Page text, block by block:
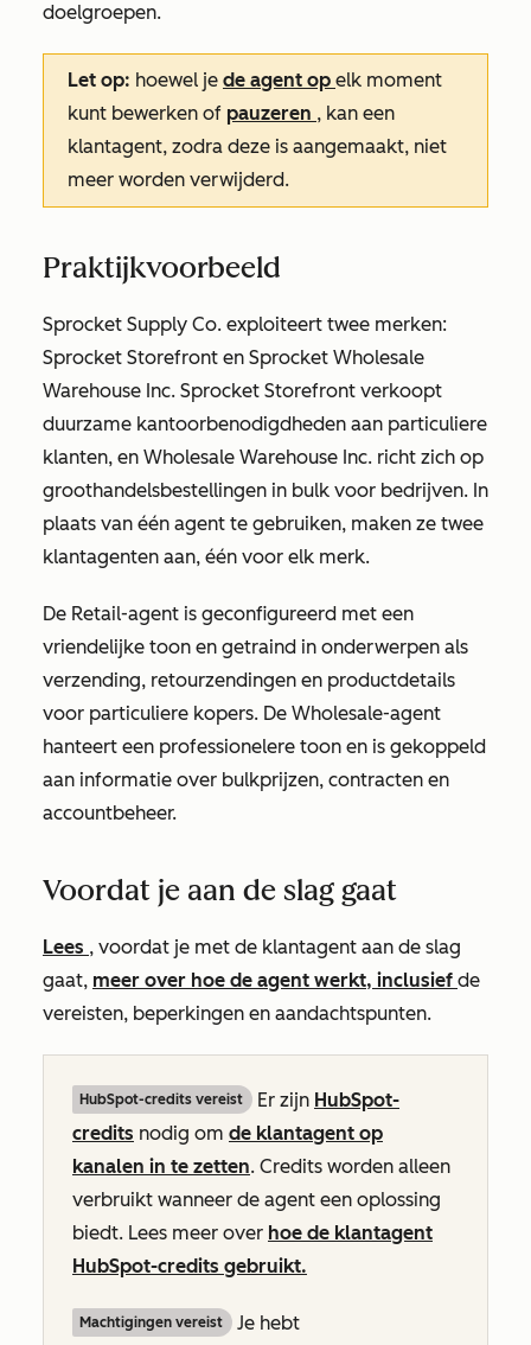
doelgroepen.
Let op: hoewel je de agent op elk moment
kunt bewerken of pauzeren , kan een
klantagent, zodra deze is aangemaakt, niet
meer worden verwijderd.
Praktijkvoorbeeld
Sprocket Supply Co. exploiteert twee merken:
Sprocket Storefront en Sprocket Wholesale
Warehouse Inc. Sprocket Storefront verkoopt
duurzame kantoorbenodigdheden aan particuliere
klanten, en Wholesale Warehouse Inc. richt zich op
groothandelsbestellingen in bulk voor bedrijven. In
plaats van één agent te gebruiken, maken ze twee
klantagenten aan, één voor elk merk.
De Retail-agent is geconfigureerd met een
vriendelijke toon en getraind in onderwerpen als
verzending, retourzendingen en productdetails
voor particuliere kopers. De Wholesale-agent
hanteert een professionelere toon en is gekoppeld
aan informatie over bulkprijzen, contracten en
accountbeheer.
Voordat je aan de slag gaat
Lees , voordat je met de klantagent aan de slag
gaat, meer over hoe de agent werkt, inclusief de
vereisten, beperkingen en aandachtspunten.
HubSpot-credits vereist Er zijn HubSpot-
credits nodig om de klantagent op
kanalen in te zetten. Credits worden alleen
verbruikt wanneer de agent een oplossing
biedt. Lees meer over hoe de klantagent
HubSpot-credits gebruikt.
Machtigingen vereist Je hebt